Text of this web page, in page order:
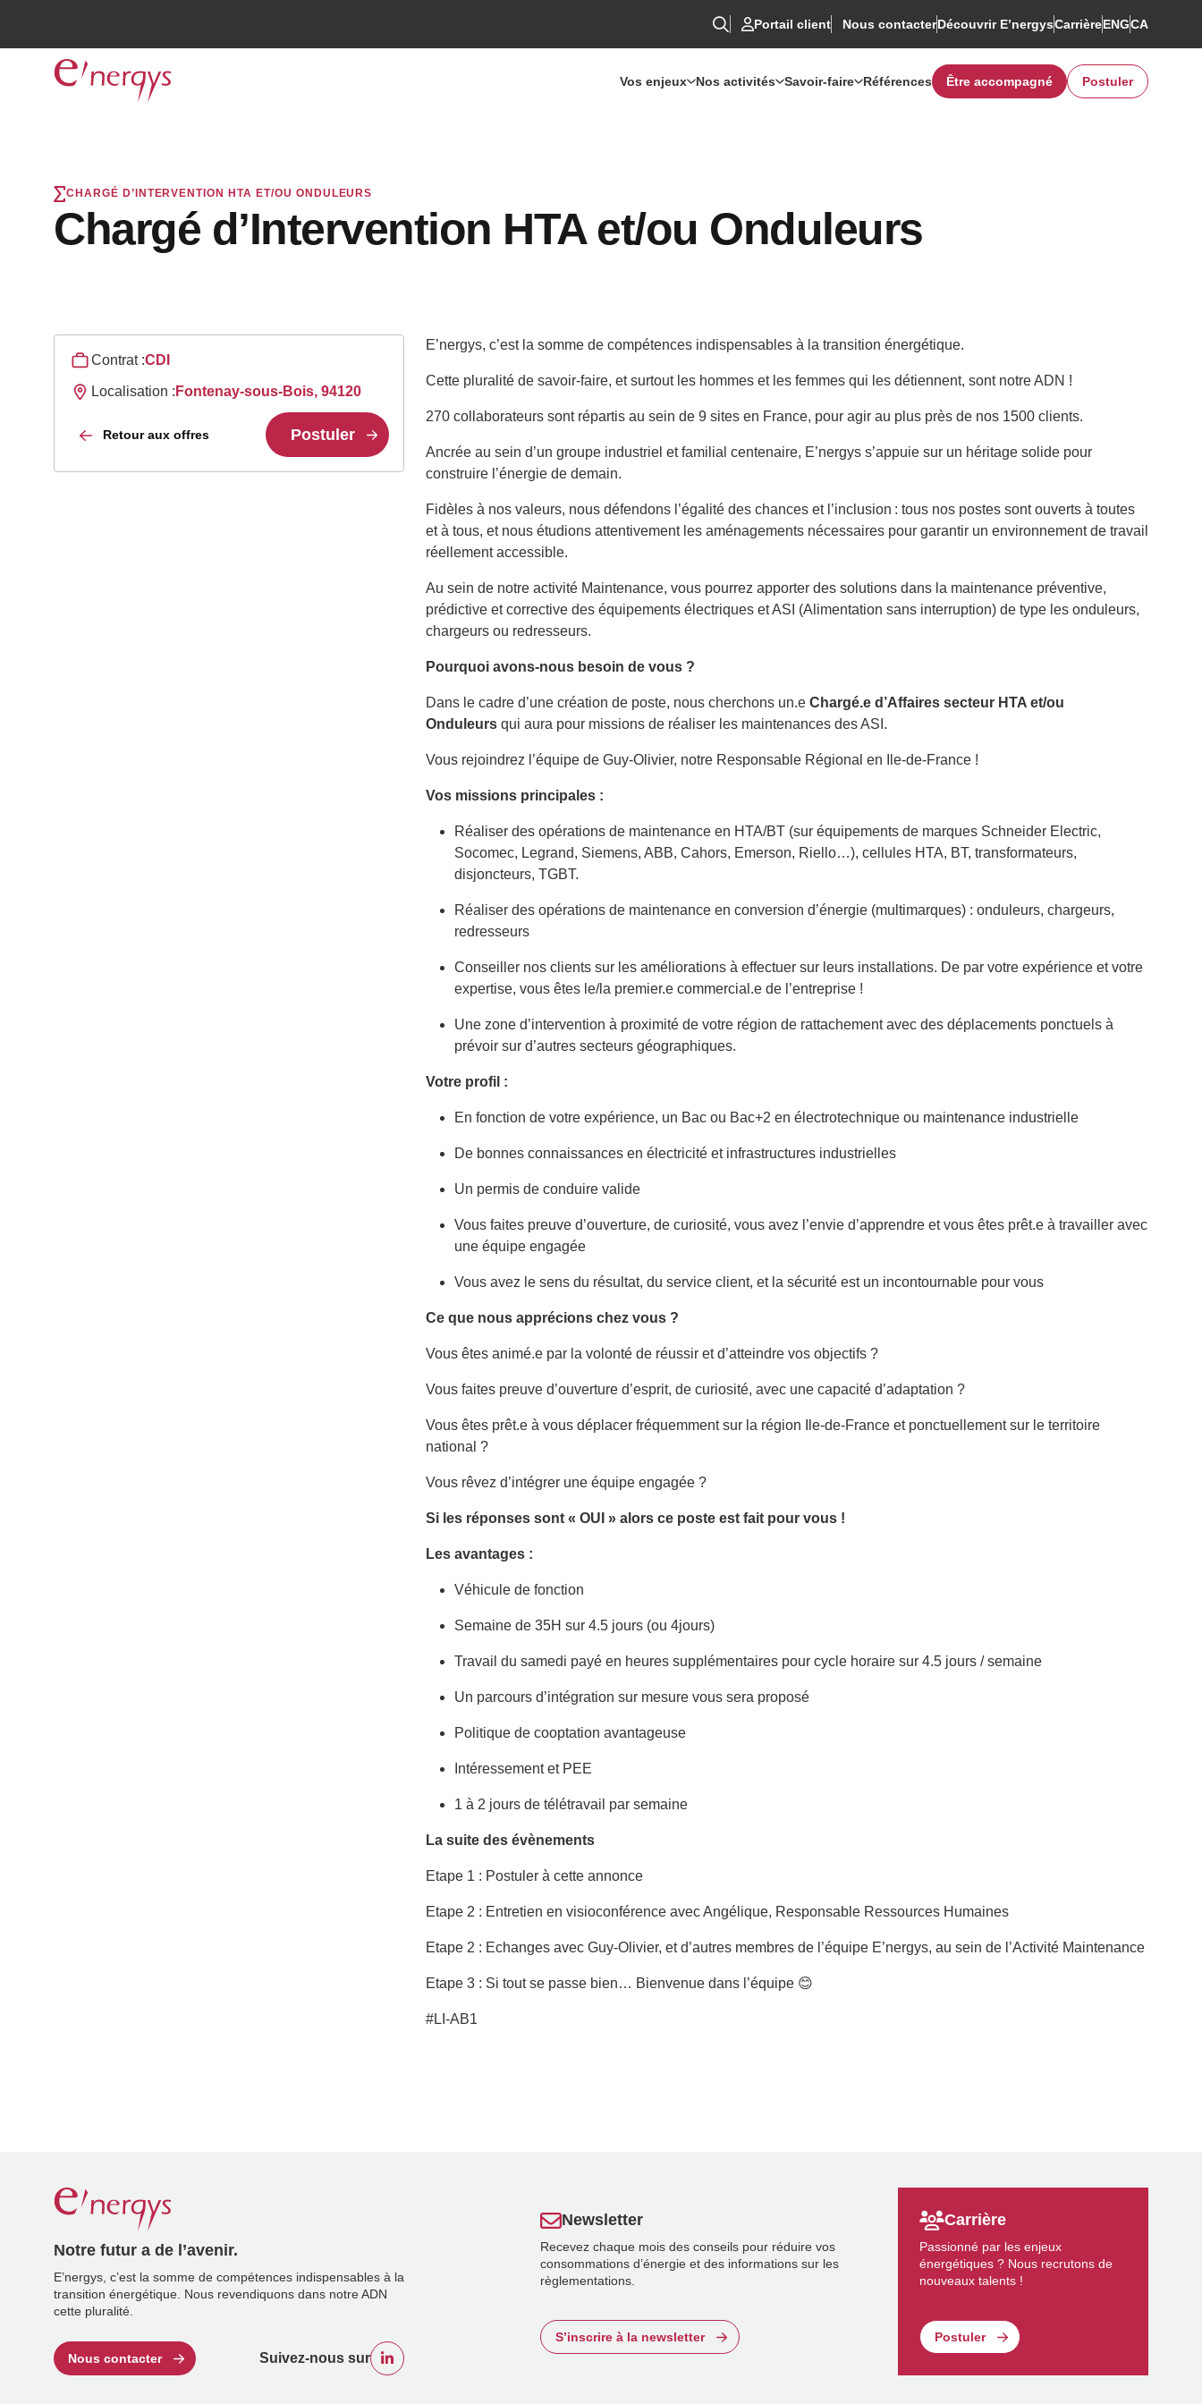
Rechercher
Portail client Nous contacterDécouvrir E’nergysCarrièreENGCA
Vos enjeux Nos activités Savoir-faire Références Être accompagné Postuler
CHARGÉ D’INTERVENTION HTA ET/OU ONDULEURS
Chargé d’Intervention HTA et/ou Onduleurs
Contrat :CDI
Localisation : Fontenay-sous-Bois, 94120
Retour aux offres Postuler
E’nergys, c’est la somme de compétences indispensables à la transition énergétique.
Cette pluralité de savoir-faire, et surtout les hommes et les femmes qui les détiennent, sont notre ADN !
270 collaborateurs sont répartis au sein de 9 sites en France, pour agir au plus près de nos 1500 clients.
Ancrée au sein d’un groupe industriel et familial centenaire, E’nergys s’appuie sur un héritage solide pour
construire l’énergie de demain.
Fidèles à nos valeurs, nous défendons l’égalité des chances et l’inclusion : tous nos postes sont ouverts à toutes
et à tous, et nous étudions attentivement les aménagements nécessaires pour garantir un environnement de travail
réellement accessible.
Au sein de notre activité Maintenance, vous pourrez apporter des solutions dans la maintenance préventive,
prédictive et corrective des équipements électriques et ASI (Alimentation sans interruption) de type les onduleurs,
chargeurs ou redresseurs.
Pourquoi avons-nous besoin de vous ?
Dans le cadre d’une création de poste, nous cherchons un.e Chargé.e d’Affaires secteur HTA et/ou
Onduleurs qui aura pour missions de réaliser les maintenances des ASI.
Vous rejoindrez l’équipe de Guy-Olivier, notre Responsable Régional en Ile-de-France !
Vos missions principales :
Réaliser des opérations de maintenance en HTA/BT (sur équipements de marques Schneider Electric,
Socomec, Legrand, Siemens, ABB, Cahors, Emerson, Riello…), cellules HTA, BT, transformateurs,
disjoncteurs, TGBT.
Réaliser des opérations de maintenance en conversion d’énergie (multimarques) : onduleurs, chargeurs,
redresseurs
Conseiller nos clients sur les améliorations à effectuer sur leurs installations. De par votre expérience et votre
expertise, vous êtes le/la premier.e commercial.e de l’entreprise !
Une zone d’intervention à proximité de votre région de rattachement avec des déplacements ponctuels à
prévoir sur d’autres secteurs géographiques.
Votre profil :
En fonction de votre expérience, un Bac ou Bac+2 en électrotechnique ou maintenance industrielle
De bonnes connaissances en électricité et infrastructures industrielles
Un permis de conduire valide
Vous faites preuve d’ouverture, de curiosité, vous avez l’envie d’apprendre et vous êtes prêt.e à travailler avec
une équipe engagée
Vous avez le sens du résultat, du service client, et la sécurité est un incontournable pour vous
Ce que nous apprécions chez vous ?
Vous êtes animé.e par la volonté de réussir et d’atteindre vos objectifs ?
Vous faites preuve d’ouverture d’esprit, de curiosité, avec une capacité d’adaptation ?
Vous êtes prêt.e à vous déplacer fréquemment sur la région Ile-de-France et ponctuellement sur le territoire
national ?
Vous rêvez d’intégrer une équipe engagée ?
Si les réponses sont « OUI » alors ce poste est fait pour vous !
Les avantages :
Véhicule de fonction
Semaine de 35H sur 4.5 jours (ou 4jours)
Travail du samedi payé en heures supplémentaires pour cycle horaire sur 4.5 jours / semaine
Un parcours d’intégration sur mesure vous sera proposé
Politique de cooptation avantageuse
Intéressement et PEE
1 à 2 jours de télétravail par semaine
La suite des évènements
Etape 1 : Postuler à cette annonce
Etape 2 : Entretien en visioconférence avec Angélique, Responsable Ressources Humaines
Etape 2 : Echanges avec Guy-Olivier, et d’autres membres de l’équipe E’nergys, au sein de l’Activité Maintenance
Etape 3 : Si tout se passe bien… Bienvenue dans l’équipe 😊
#LI-AB1
Notre futur a de l’avenir.
E’nergys, c’est la somme de compétences indispensables à la
transition énergétique. Nous revendiquons dans notre ADN
cette pluralité.
Nous contacter Suivez-nous sur
Newsletter
Recevez chaque mois des conseils pour réduire vos
consommations d’énergie et des informations sur les
règlementations.
S’inscrire à la newsletter
Carrière
Passionné par les enjeux
énergétiques ? Nous recrutons de
nouveaux talents !
Postuler